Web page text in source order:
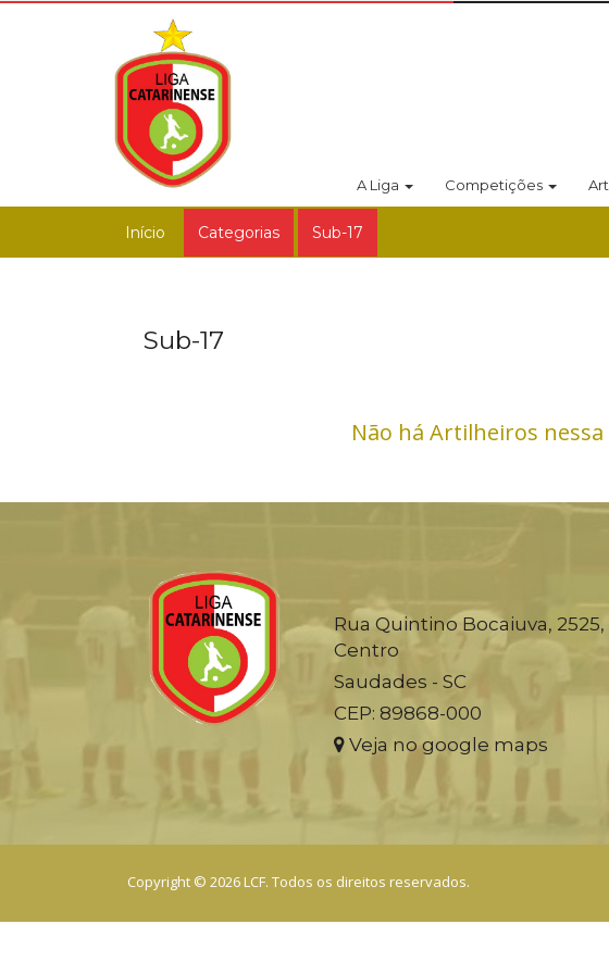
A Liga Competições
Início Categorias Sub-17
Sub-17
Não há Artilheiros
Rua Quintino Bocaiuva, 2525,
Centro
Saudades - SC
CEP: 89868-000
Veja no google maps
Copyright © 2026 LCF. Todos os direitos reservados.